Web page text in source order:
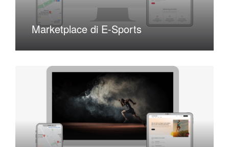
Marketplace di E-Sports